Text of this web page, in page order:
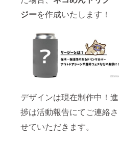
ジーを作成いたします！
デザインは現在制作中！進
捗は活動報告にてご連絡さ
せていただきます。